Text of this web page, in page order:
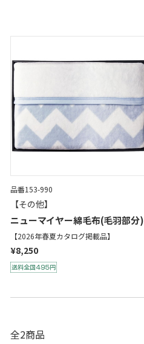
品番153-990
【その他】
ニューマイヤー綿毛布(毛羽部分)
【2026年春夏カタログ掲載品】
¥8,250
全2商品